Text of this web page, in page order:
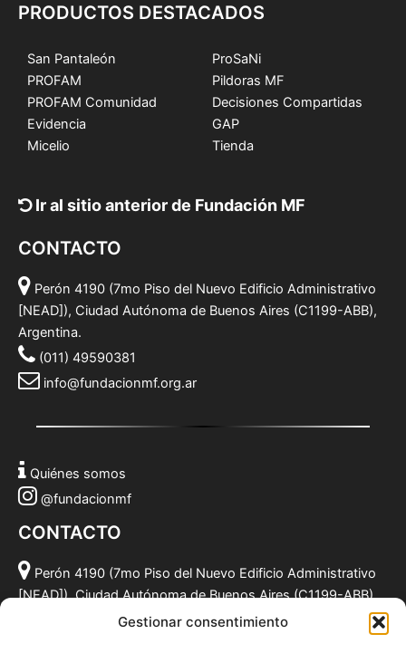
Gestionar consentimiento
PRODUCTOS DESTACADOS
San Pantaleón
PROFAM
PROFAM Comunidad
Evidencia
Micelio
ProSaNi
Pildoras MF
Decisiones Compartidas
GAP
Tienda
Ir al sitio anterior de Fundación MF
CONTACTO
Perón 4190 (7mo Piso del Nuevo Edificio Administrativo
[NEAD]), Ciudad Autónoma de Buenos Aires (C1199-ABB),
Argentina.
(011) 49590381
info@fundacionmf.org.ar
Quiénes somos
@fundacionmf
CONTACTO
Perón 4190 (7mo Piso del Nuevo Edificio Administrativo
[NEAD]), Ciudad Autónoma de Buenos Aires (C1199-ABB),